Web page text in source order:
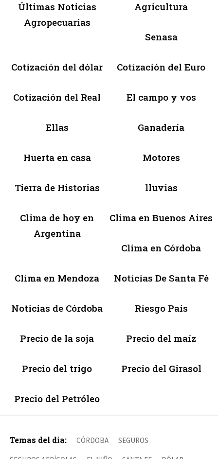
Últimas Noticias
Agropecuarias
Agricultura
Senasa
Cotización del dólar Cotización del Euro
Cotización del Real El campo y vos
Ellas Ganadería
Huerta en casa Motores
Tierra de Historias lluvias
Clima de hoy en
Argentina
Clima en Buenos Aires
Clima en Córdoba
Clima en Mendoza Noticias De Santa Fé
Noticias de Córdoba Riesgo País
Precio de la soja Precio del maíz
Precio del trigo Precio del Girasol
Precio del Petróleo
Temas del día: CÓRDOBA SEGUROS